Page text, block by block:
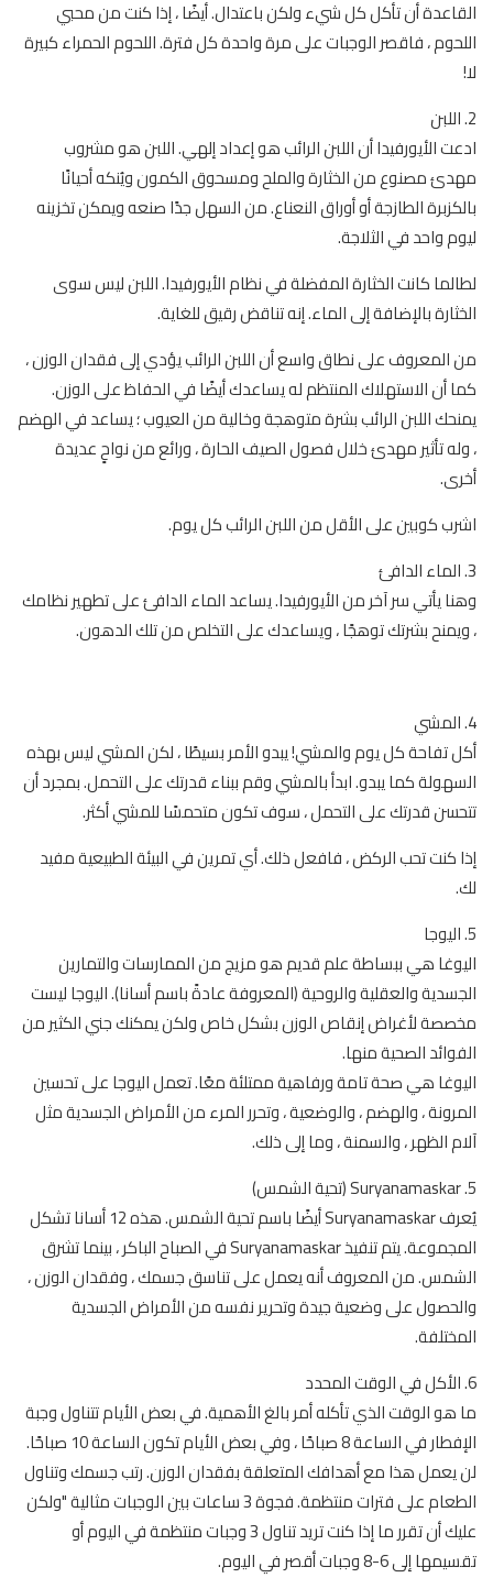
القاعدة أن تأكل كل شيء ولكن باعتدال. أيضًا ، إذا كنت من محبي
اللحوم ، فاقصر الوجبات على مرة واحدة كل فترة. اللحوم الحمراء كبيرة
لا!
2. اللبن
ادعت الأيورفيدا أن اللبن الرائب هو إعداد إلهي. اللبن هو مشروب
مهدئ مصنوع من الخثارة والملح ومسحوق الكمون ويُنكه أحيانًا
بالكزبرة الطازجة أو أوراق النعناع. من السهل جدًا صنعه ويمكن تخزينه
ليوم واحد في الثلاجة.
لطالما كانت الخثارة المفضلة في نظام الأيورفيدا. اللبن ليس سوى
الخثارة بالإضافة إلى الماء. إنه تناقض رقيق للغاية.
من المعروف على نطاق واسع أن اللبن الرائب يؤدي إلى فقدان الوزن ،
كما أن الاستهلاك المنتظم له يساعدك أيضًا في الحفاظ على الوزن.
يمنحك اللبن الرائب بشرة متوهجة وخالية من العيوب ؛ يساعد في الهضم
، وله تأثير مهدئ خلال فصول الصيف الحارة ، ورائع من نواحٍ عديدة
أخرى.
اشرب كوبين على الأقل من اللبن الرائب كل يوم.
3. الماء الدافئ
وهنا يأتي سر آخر من الأيورفيدا. يساعد الماء الدافئ على تطهير نظامك
، ويمنح بشرتك توهجًا ، ويساعدك على التخلص من تلك الدهون.
4. المشي
أكل تفاحة كل يوم والمشي! يبدو الأمر بسيطًا ، لكن المشي ليس بهذه
السهولة كما يبدو. ابدأ بالمشي وقم ببناء قدرتك على التحمل. بمجرد أن
تتحسن قدرتك على التحمل ، سوف تكون متحمسًا للمشي أكثر.
إذا كنت تحب الركض ، فافعل ذلك. أي تمرين في البيئة الطبيعية مفيد
لك.
5. اليوجا
اليوغا هي ببساطة علم قديم هو مزيج من الممارسات والتمارين
الجسدية والعقلية والروحية (المعروفة عادةً باسم أسانا). اليوجا ليست
مخصصة لأغراض إنقاص الوزن بشكل خاص ولكن يمكنك جني الكثير من
الفوائد الصحية منها.
اليوغا هي صحة تامة ورفاهية ممتلئة معًا. تعمل اليوجا على تحسين
المرونة ، والهضم ، والوضعية ، وتحرر المرء من الأمراض الجسدية مثل
آلام الظهر ، والسمنة ، وما إلى ذلك.
5. Suryanamaskar (تحية الشمس)
يُعرف Suryanamaskar أيضًا باسم تحية الشمس. هذه 12 أسانا تشكل
المجموعة. يتم تنفيذ Suryanamaskar في الصباح الباكر ، بينما تشرق
الشمس. من المعروف أنه يعمل على تناسق جسمك ، وفقدان الوزن ،
والحصول على وضعية جيدة وتحرير نفسه من الأمراض الجسدية
المختلفة.
6. الأكل في الوقت المحدد
ما هو الوقت الذي تأكله أمر بالغ الأهمية. في بعض الأيام تتناول وجبة
الإفطار في الساعة 8 صباحًا ، وفي بعض الأيام تكون الساعة 10 صباحًا.
لن يعمل هذا مع أهدافك المتعلقة بفقدان الوزن. رتب جسمك وتناول
الطعام على فترات منتظمة. فجوة 3 ساعات بين الوجبات مثالية "ولكن
عليك أن تقرر ما إذا كنت تريد تناول 3 وجبات منتظمة في اليوم أو
تقسيمها إلى 6-8 وجبات أقصر في اليوم.